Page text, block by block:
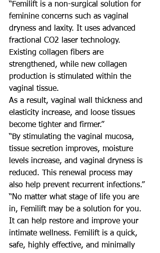
“Femilift is a non-surgical solution for
feminine concerns such as vaginal
dryness and laxity. It uses advanced
fractional CO2 laser technology.
Existing collagen fibers are
strengthened, while new collagen
production is stimulated within the
vaginal tissue.
As a result, vaginal wall thickness and
elasticity increase, and loose tissues
become tighter and firmer.”
“By stimulating the vaginal mucosa,
tissue secretion improves, moisture
levels increase, and vaginal dryness is
reduced. This renewal process may
also help prevent recurrent infections.”
“No matter what stage of life you are
in, Femilift may be a solution for you.
It can help restore and improve your
intimate wellness. Femilift is a quick,
safe, highly effective, and minimally